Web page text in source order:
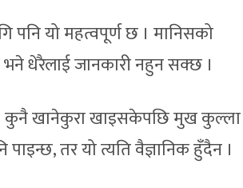
पनि यो महत्वपूर्ण छ । मानिसको
धेरैलाई जानकारी नहुन सक्छ ।
। कुनै खानेकुरा खाइसकेपछि मुख कुल्ला
तर यो त्यति वैज्ञानिक हुँदैन ।